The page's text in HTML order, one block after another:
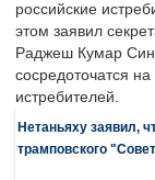
российские
этом заявил
Раджеш Кумар
сосредоточатся
истребителей.
Нетаньяху заявил,
трамповского